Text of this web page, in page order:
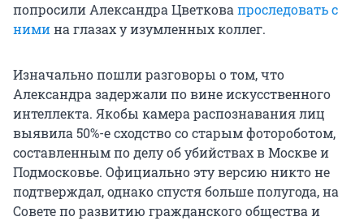
попросили Александра Цветковапроследовать с
нимина глазах у изумленных коллег.
Изначально пошли разговоры о том, что
Александра задержали по вине искусственного
интеллекта. Якобы камера распознавания лиц
выявила 50%-е сходство со старым фотороботом,
составленным по делу об убийствах в Москве и
Подмосковье. Официально эту версию никто не
подтверждал, однако спустя больше полугода, на
Совете по развитию гражданского общества и